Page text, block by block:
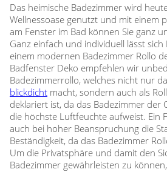
Das heimische Badezimmer wird
Wellnessoase genutzt und mit einem
am Fenster im Bad können Sie ganz
Ganz einfach und individuell lässt sich
einem modernen Badezimmer Rollo
Badfenster Deko empfehlen wir
Badezimmerrollo, welches nicht nur
blickdichtmacht, sondern auch als
deklariert ist, da das Badezimmer der
die höchste Luftfeuchte aufweist. Ein
auch bei hoher Beanspruchung die
Beständigkeit, da das Badezimmer
Um die Privatsphäre und damit den
Badezimmer gewährleisten zu